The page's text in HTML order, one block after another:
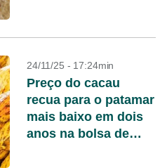
24/11/25 - 17:24min
Preço do cacau
recua para o patamar
mais baixo em dois
anos na bolsa de